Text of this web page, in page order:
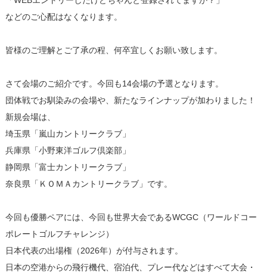
などのご心配はなくなります。
皆様のご理解とご了承の程、何卒宜しくお願い致します。
さて会場のご紹介です。今回も14会場の予選となります。
団体戦でお馴染みの会場や、新たなラインナップが加わりました！
新規会場は、
埼玉県「嵐山カントリークラブ」
兵庫県「小野東洋ゴルフ倶楽部」
静岡県「富士カントリークラブ」
奈良県「ＫＯＭＡカントリークラブ」です。
今回も優勝ペアには、今回も世界大会であるWCGC（ワールドコー
ポレートゴルフチャレンジ）
日本代表の出場権（2026年）が付与されます。
日本の空港からの飛行機代、宿泊代、プレー代などはすべて大会・